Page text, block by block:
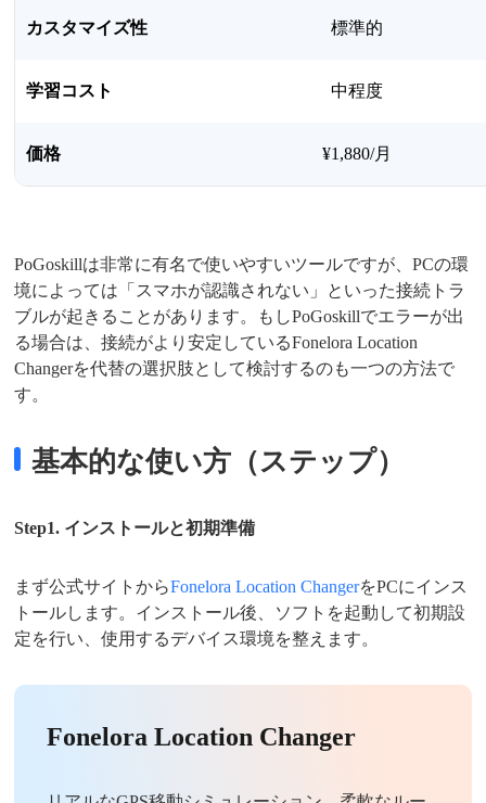
カスタマイズ性 標準的
学習コスト 中程度
価格 ¥1,880/月
PoGoskillは非常に有名で使いやすいツールですが、PCの環
境によっては「スマホが認識されない」といった接続トラ
ブルが起きることがあります。もしPoGoskillでエラーが出
る場合は、接続がより安定しているFonelora Location
Changerを代替の選択肢として検討するのも一つの方法で
す。
基本的な使い方（ステップ）
Step1. インストールと初期準備
まず公式サイトからFonelora Location ChangerをPCにインス
トールします。インストール後、ソフトを起動して初期設
定を行い、使用するデバイス環境を整えます。
Fonelora Location Changer